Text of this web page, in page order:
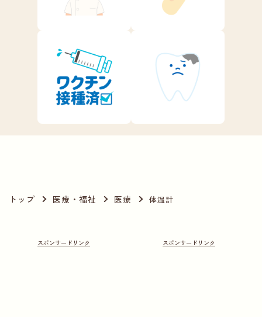
トップ 医療・福祉 医療 体温計